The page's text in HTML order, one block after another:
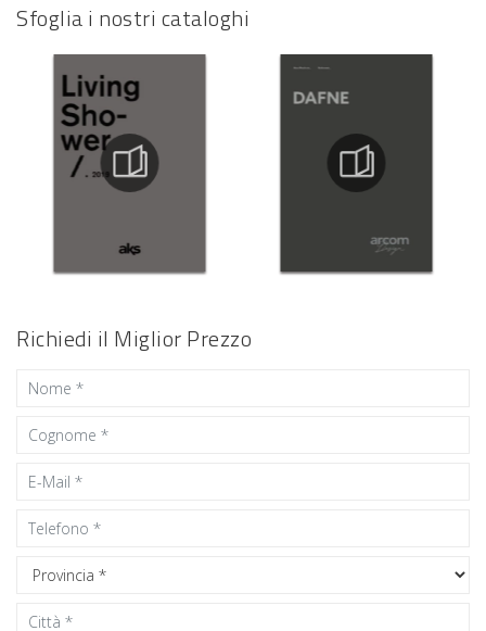
Sfoglia i nostri cataloghi
Richiedi il Miglior Prezzo